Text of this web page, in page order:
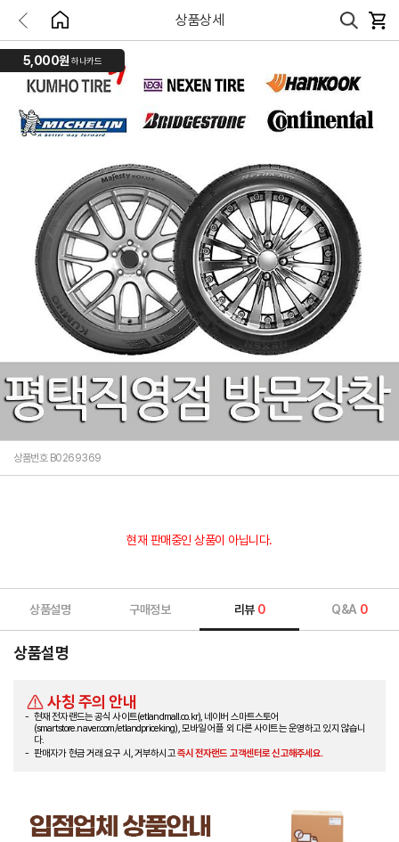
상품상세
5,000원 하나카드
상품번호 B0269369
현재 판매중인 상품이 아닙니다.
상품설명 구매정보 리뷰 0 Q&A 0
상품설명
사칭 주의 안내
현재 전자랜드는 공식 사이트(etlandmall.co.kr), 네이버 스마트스토어
(smartstore.naver.com/etlandpriceking), 모바일 어플 외 다른 사이트는 운영하고 있지 않습니
다.
판매자가 현금 거래 요구 시, 거부하시고즉시 전자랜드 고객센터로 신고해주세요.